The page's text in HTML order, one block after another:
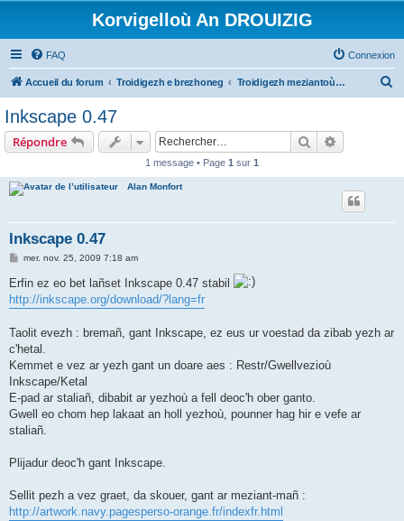
Korvigelloù An DROUIZIG
FAQ Connexion
Accueil du forum Troidigezh e brezhoneg Troidigezh meziantoù all (frank a wirioù evit an darn vrasañ anezho)
Inkscape 0.47
Répondre Rechercher
1 message • Page 1 sur 1
Alan Monfort
Inkscape 0.47
M
s
s
a
g
mer. nov. 25, 2009 7:18 am
Erfin ez eo bet lañset Inkscape 0.47 stabil
http://inkscape.org/download/?lang=fr
Taolit evezh : bremañ, gant Inkscape, ez eus ur voestad da zibab yezh ar
c'hetal.
Kemmet e vez ar yezh gant un doare aes : Restr/Gwellvezioù
Inkscape/Ketal
E-pad ar staliañ, dibabit ar yezhoù a fell deoc'h ober ganto.
Gwell eo chom hep lakaat an holl yezhoù, pounner hag hir e vefe ar
staliañ.
Plijadur deoc'h gant Inkscape.
Sellit pezh a vez graet, da skouer, gant ar meziant-mañ :
http://artwork.navy.pagesperso-orange.fr/indexfr.html